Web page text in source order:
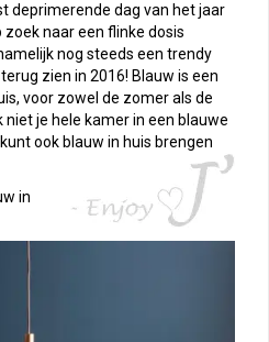
deprimerende dag van het jaar
zoek naar een flinke dosis
nog steeds een trendy
zien in 2016! Blauw is een
voor zowel de zomer als de
je hele kamer in een blauwe
ook blauw in huis brengen
in